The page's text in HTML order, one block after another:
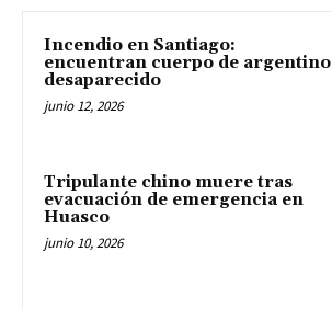
Incendio en Santiago:
encuentran cuerpo de argentino
desaparecido
junio 12, 2026
Tripulante chino muere tras
evacuación de emergencia en
Huasco
junio 10, 2026